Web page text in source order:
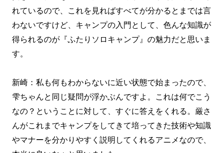
れているので、これを見ればすべてが分かるとまでは言
わないですけど、キャンプの入門として、色んな知識が
得られるのが『ふたりソロキャンプ』の魅力だと思いま
す。
新崎：私も何もわからないに近い状態で始まったので、
雫ちゃんと同じ疑問が浮かぶんですよ。これは何でこう
なの？ということに対して、すぐに答えをくれる。厳さ
んがこれまでキャンプをしてきて培ってきた技術や知識
やマナーを分かりやすく説明してくれるアニメなので、